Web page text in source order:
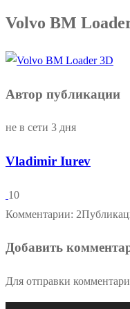
Volvo BM
Автор публикации
не в сети 3 дня
Vladimir Iurev
10
Комментарии: 2
Добавить
Для отправки